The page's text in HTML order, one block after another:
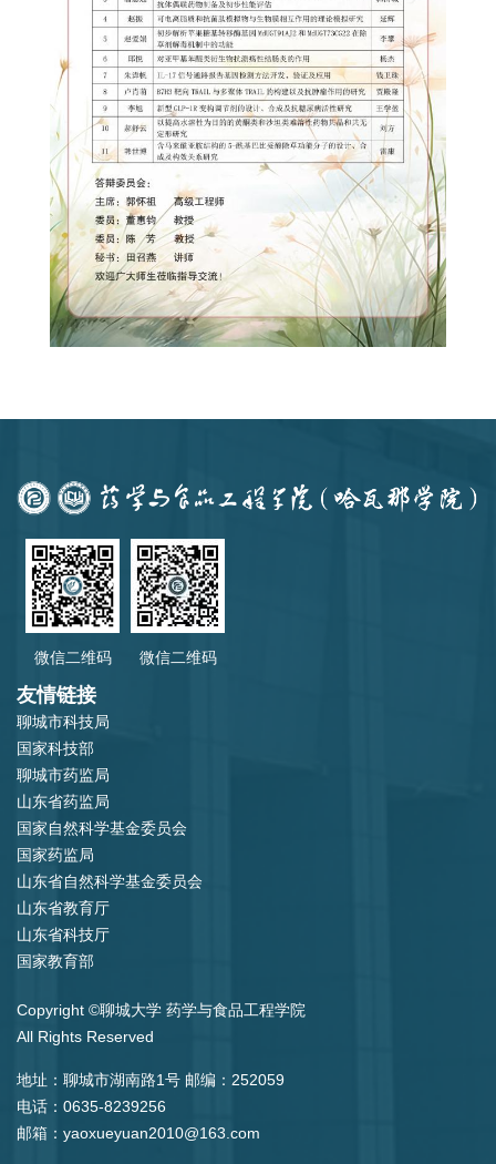
微信二维码 微信二维码
友情链接
聊城市科技局
国家科技部
聊城市药监局
山东省药监局
国家自然科学基金委员会
国家药监局
山东省自然科学基金委员会
山东省教育厅
山东省科技厅
国家教育部
Copyright ©聊城大学 药学与食品工程学院
All Rights Reserved
地址：聊城市湖南路1号 邮编：252059
电话：0635-8239256
邮箱：yaoxueyuan2010@163.com